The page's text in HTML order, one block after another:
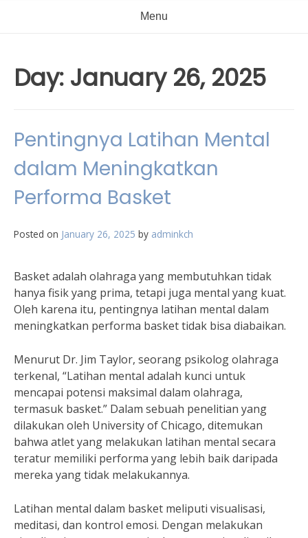
Menu
Day: January 26, 2025
Pentingnya Latihan Mental
dalam Meningkatkan
Performa Basket
Posted on January 26, 2025 by adminkch
Basket adalah olahraga yang membutuhkan tidak
hanya fisik yang prima, tetapi juga mental yang kuat.
Oleh karena itu, pentingnya latihan mental dalam
meningkatkan performa basket tidak bisa diabaikan.
Menurut Dr. Jim Taylor, seorang psikolog olahraga
terkenal, “Latihan mental adalah kunci untuk
mencapai potensi maksimal dalam olahraga,
termasuk basket.” Dalam sebuah penelitian yang
dilakukan oleh University of Chicago, ditemukan
bahwa atlet yang melakukan latihan mental secara
teratur memiliki performa yang lebih baik daripada
mereka yang tidak melakukannya.
Latihan mental dalam basket meliputi visualisasi,
meditasi, dan kontrol emosi. Dengan melakukan